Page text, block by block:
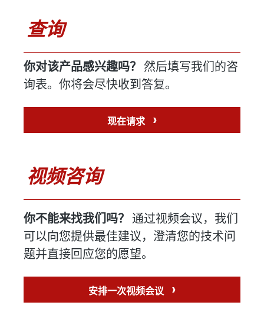
查询
你对该产品感兴趣吗？
然后填写我们的咨
询表。你将会尽快收到答复。
现在请求 ›
视频咨询
你不能来找我们吗？ 通过视频会议，我们
可以向您提供最佳建议，澄清您的技术问
题并直接回应您的愿望。
安排一次视频会议 ›